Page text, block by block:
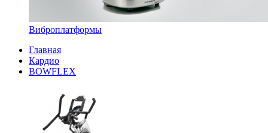
Виброплатформы
Главная
Кардио
BOWFLEX